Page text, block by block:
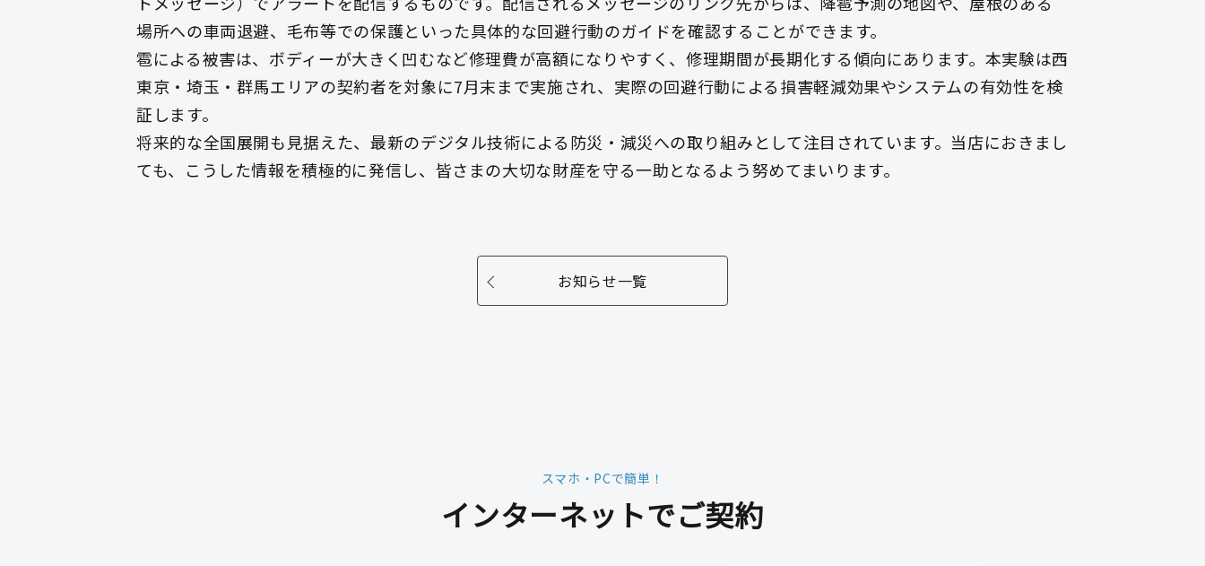
場所への車両退避、毛布等での保護といった具体的な回避行動のガイドを確認することができます。
雹による被害は、ボディーが大きく凹むなど修理費が高額になりやすく、修理期間が長期化する傾向にあります。本実験は西
東京・埼玉・群馬エリアの契約者を対象に7月末まで実施され、実際の回避行動による損害軽減効果やシステムの有効性を検
証します。
将来的な全国展開も見据えた、最新のデジタル技術による防災・減災への取り組みとして注目されています。当店におきまし
ても、こうした情報を積極的に発信し、皆さまの大切な財産を守る一助となるよう努めてまいります。
お知らせ一覧
スマホ・PCで簡単！
インターネットでご契約